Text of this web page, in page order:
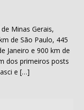
Minas Gerais,
de São Paulo, 445
Janeiro e 900 km de
dos primeiros posts
e […]